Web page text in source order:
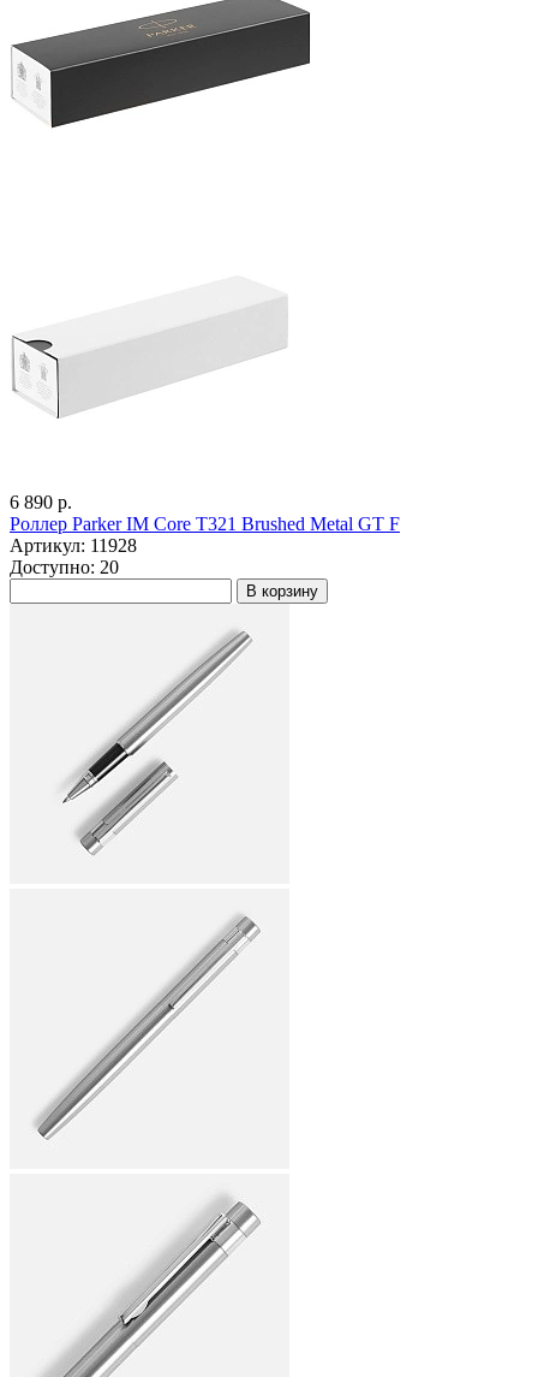
6 890 р.
Роллер Parker IM Core T321 Brushed Metal GT F
Артикул: 11928
Доступно: 20
В корзину